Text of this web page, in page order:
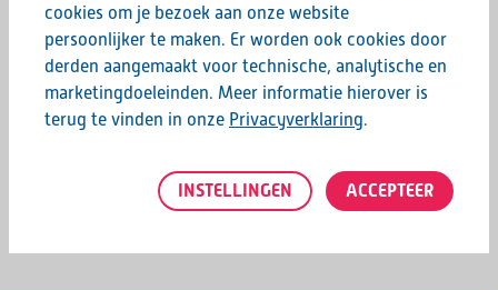
Hopelijk tot dan!
Deel deze pagina:
cookies om je bezoek aan onze website
persoonlijker te maken. Er worden ook cookies door
derden aangemaakt voor technische, analytische en
marketingdoeleinden. Meer informatie hierover is
terug te vinden in onze Privacyverklaring.
INSTELLINGEN ACCEPTEER